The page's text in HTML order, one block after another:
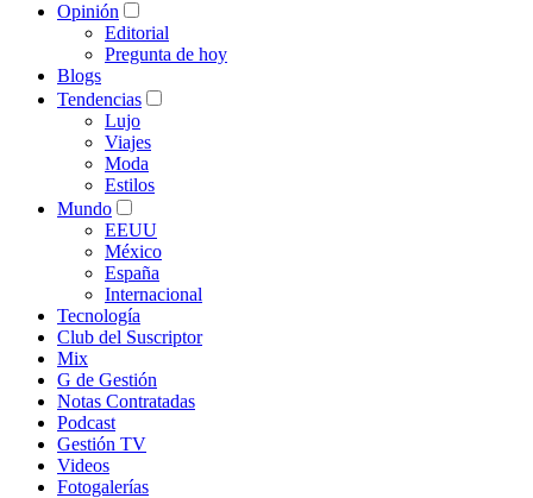
Opinión
Editorial
Pregunta de hoy
Blogs
Tendencias
Lujo
Viajes
Moda
Estilos
Mundo
EEUU
México
España
Internacional
Tecnología
Club del Suscriptor
Mix
G de Gestión
Notas Contratadas
Podcast
Gestión TV
Videos
Fotogalerías